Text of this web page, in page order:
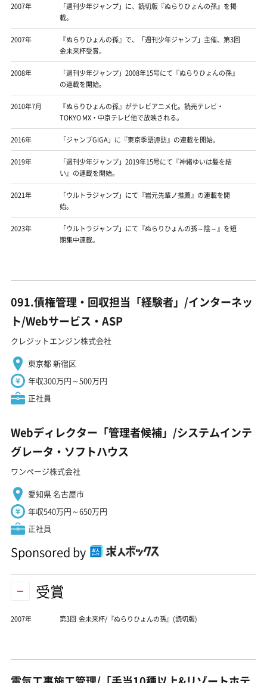
2007年
「週刊少年ジャンプ」に、読切版『ぬらりひょんの孫』を掲
載。
2007年
『ぬらりひょんの孫』で、「週刊少年ジャンプ」主催、第3回
金未来杯受賞。
2008年
「週刊少年ジャンプ」2008年15号にて『ぬらりひょんの孫』
の連載を開始。
2010年7月
『ぬらりひょんの孫』がテレビアニメ化。読売テレビ・
TOKYO MX・中京テレビ他で放映される。
2016年 「ジャンプGIGA」に『東京季語譚訪』の連載を開始。
2019年
「週刊少年ジャンプ」2019年15号にて『神緒ゆいは髪を結
い』の連載を開始。
2021年
「ウルトラジャンプ」にて『岩元先輩ノ推薦』の連載を開
始。
2023年
「ウルトラジャンプ」にて『ぬらりひょんの孫～陰～』を短
期集中連載。
091.債権管理・回収担当「経験者」/インターネッ
ト/Webサービス・ASP
クレジットエンジン株式会社
東京都 新宿区
年収300万円～500万円
正社員
Webディレクター「管理者候補」/システムインテ
グレータ・ソフトハウス
ワンページ株式会社
愛知県 名古屋市
年収540万円～650万円
正社員
Sponsored by
受賞
2007年 第3回 金未来杯/『ぬらりひょんの孫』(読切版)